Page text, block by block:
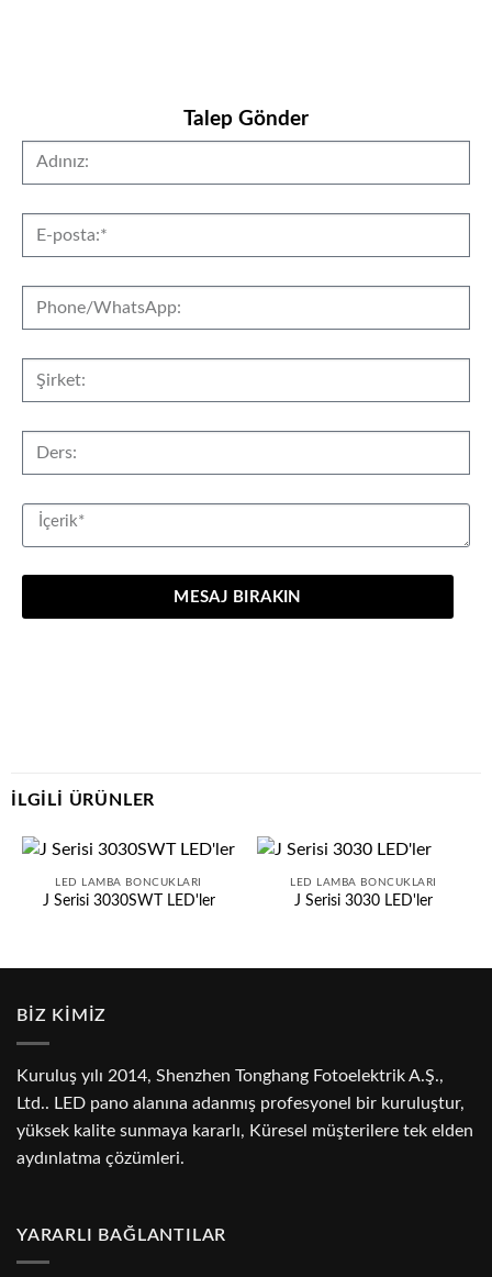
Talep Gönder
MESAJ BIRAKIN
İLGILI ÜRÜNLER
LED LAMBA BONCUKLARI
J Serisi 3030SWT LED'ler
LED LAMBA BONCUKLARI
J Serisi 3030 LED'ler
BİZ KİMİZ
Kuruluş yılı 2014, Shenzhen Tonghang Fotoelektrik A.Ş.,
Ltd.. LED pano alanına adanmış profesyonel bir kuruluştur,
yüksek kalite sunmaya kararlı, Küresel müşterilere tek elden
aydınlatma çözümleri.
YARARLI BAĞLANTILAR